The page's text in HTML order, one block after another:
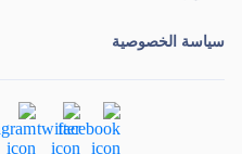
سياسة الخصوصية